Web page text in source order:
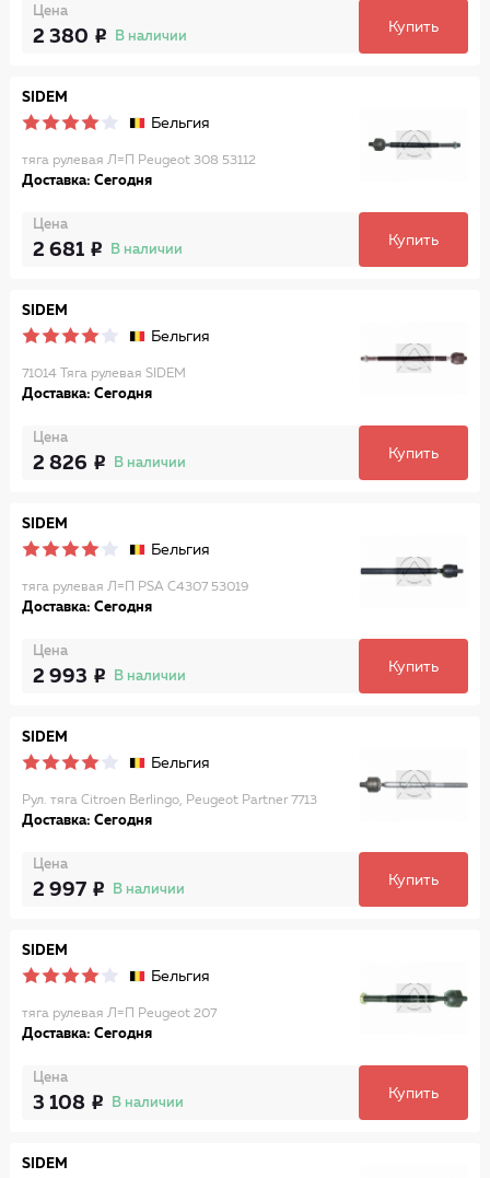
Цена
2 380 В наличии
Купить
SIDEM
Бельгия
тяга рулевая Л=П Peugeot 308 53112
Доставка: Сегодня
Цена
2 681 В наличии
Купить
SIDEM
Бельгия
71014 Тяга рулевая SIDEM
Доставка: Сегодня
Цена
2 826 В наличии
Купить
SIDEM
Бельгия
тяга рулевая Л=П PSA C4307 53019
Доставка: Сегодня
Цена
2 993 В наличии
Купить
SIDEM
Бельгия
Рул. тяга Citroen Berlingo, Peugeot Partner 7713
Доставка: Сегодня
Цена
2 997 В наличии
Купить
SIDEM
Бельгия
тяга рулевая Л=П Peugeot 207
Доставка: Сегодня
Цена
3 108 В наличии
Купить
SIDEM